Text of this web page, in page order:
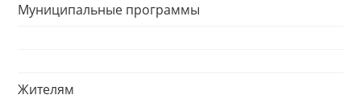
Муниципальные программы
Жителям